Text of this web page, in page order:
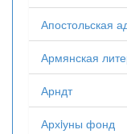
Апостольская
Армянская
Арндт
Архiуны фонд